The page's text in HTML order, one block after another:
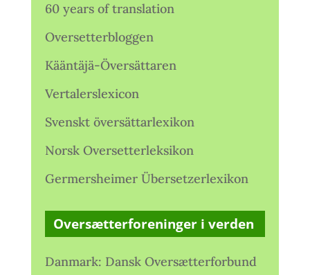
60 years of translation
Oversetterbloggen
Kääntäjä-Översättaren
Vertalerslexicon
Svenskt översättarlexikon
Norsk Oversetterleksikon
Germersheimer Übersetzerlexikon
Oversætterforeninger i verden
Danmark: Dansk Oversætterforbund